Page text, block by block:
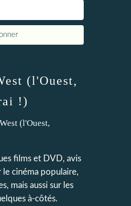
(l'Ouest,
!)
films et DVD, avis
cinéma populaire,
mais aussi sur les
à-côtés.